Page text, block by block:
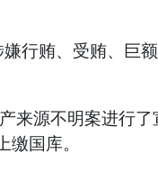
贿、受贿、巨
源不明案进行了
国库。